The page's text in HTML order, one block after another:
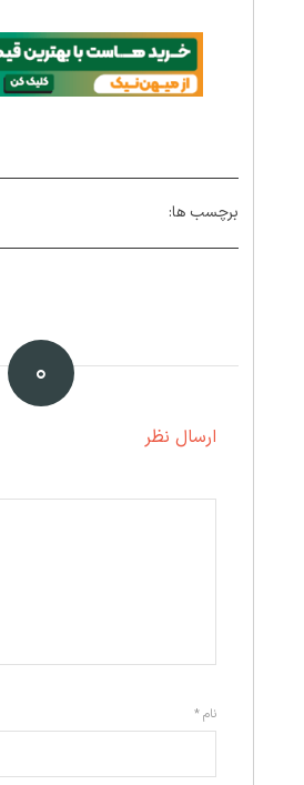
برچسب ها:
۰
ارسال نظر
نام*